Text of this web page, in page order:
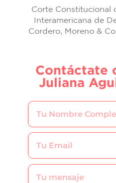
Corte Constitucional
Interamericana de
Cordero, Moreno &
Contáctate
Juliana